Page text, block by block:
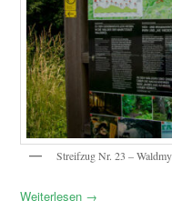
Streifzug Nr. 23 –
Weiterlesen →